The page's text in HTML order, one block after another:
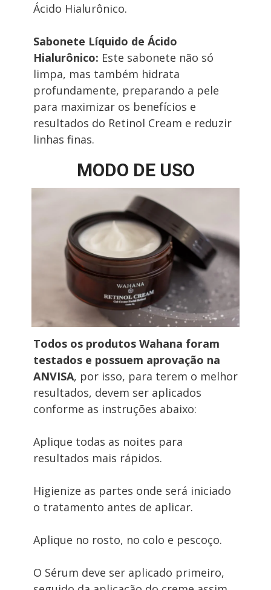
Ácido Hialurônico.
Sabonete Líquido de Ácido
Hialurônico: Este sabonete não só
limpa, mas também hidrata
profundamente, preparando a pele
para maximizar os benefícios e
resultados do Retinol Cream e reduzir
linhas finas.
MODO DE USO
Todos os produtos Wahana foram
testados e possuem aprovação na
ANVISA, por isso, para terem o melhor
resultados, devem ser aplicados
conforme as instruções abaixo:
Aplique todas as noites para
resultados mais rápidos.
Higienize as partes onde será iniciado
o tratamento antes de aplicar.
Aplique no rosto, no colo e pescoço.
O Sérum deve ser aplicado primeiro,